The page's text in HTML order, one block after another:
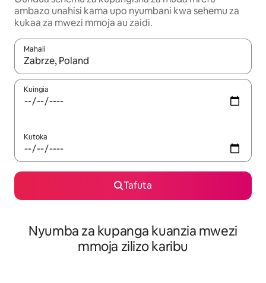
ambazo unahisi kama upo nyumbani kwa sehemu za
kukaa za mwezi mmoja au zaidi.
Mahali
Wakati matokeo yanapatikana, vinjari kwa kutumia vitufe vya
Kuingia
Kutoka
Tafuta
Nyumba za kupanga kuanzia mwezi
mmoja zilizo karibu